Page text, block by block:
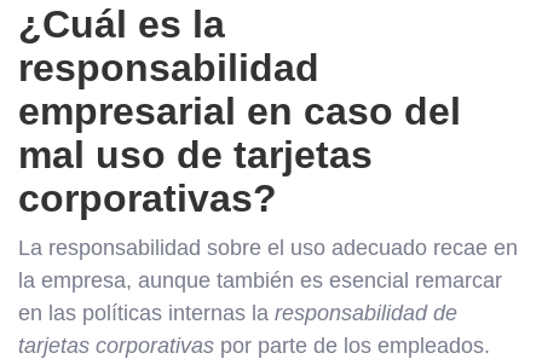
¿Cuál es la
responsabilidad
empresarial en caso del
mal uso de tarjetas
corporativas?
La responsabilidad sobre el uso adecuado recae en
la empresa, aunque también es esencial remarcar
en las políticas internas la responsabilidad de
tarjetas corporativas por parte de los empleados.